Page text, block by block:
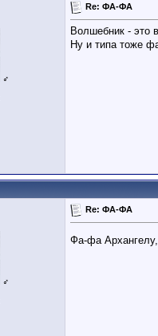
♂
Re: ФА-ФА
Волшебник - это
Ну и типа тоже
♂
Re: ФА-ФА
Фа-фа